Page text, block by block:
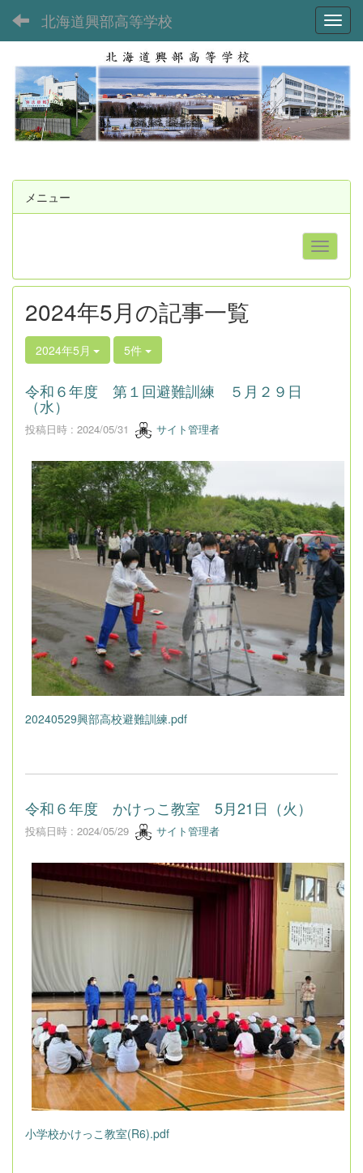
北海道興部高等学校
メニュー
2024年5月の記事一覧
2024年5月 5件
令和６年度 第１回避難訓練 ５月２９日
（水）
投稿日時 : 2024/05/31 サイト管理者
20240529興部高校避難訓練.pdf
令和６年度 かけっこ教室 5月21日（火）
投稿日時 : 2024/05/29 サイト管理者
小学校かけっこ教室(R6).pdf